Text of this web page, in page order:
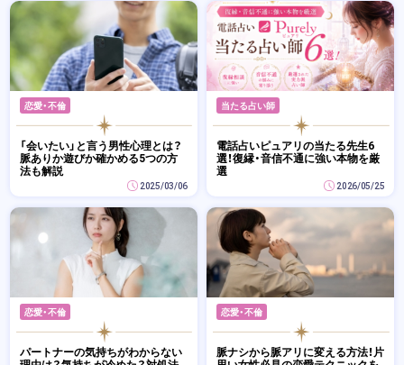
恋愛・不倫
「会いたい」と言う男性心理とは？
脈ありか遊びか確かめる5つの方
法も解説
2025/03/06
当たる占い師
電話占いピュアリの当たる先生6
選！復縁・音信不通に強い本物を厳
選
2026/05/25
恋愛・不倫
パートナーの気持ちがわからない
恋愛・不倫
脈ナシから脈アリに変える方法！片